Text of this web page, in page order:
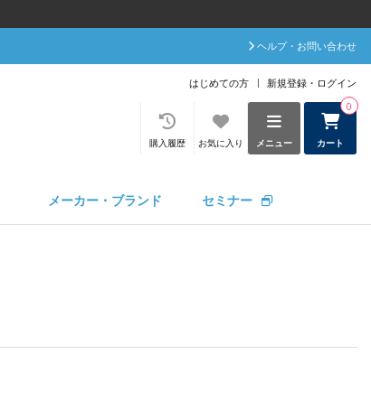
ヘルプ・お問い合わせ
はじめての方 新規登録・ログイン
カート
0
メニュー
お気に入り
購入履歴
メーカー・ブランド セミナー